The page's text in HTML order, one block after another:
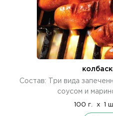
Состав: Три вида
соусом и
100 г. x 1